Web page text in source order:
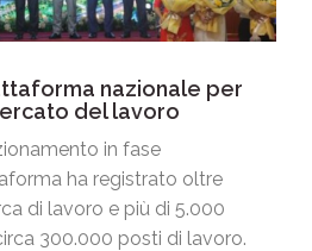
nazionale per
del lavoro
in fase
ha registrato oltre
di lavoro e più di 5.000
300.000 posti di lavoro.